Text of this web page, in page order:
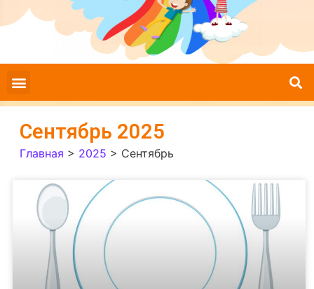
Сентябрь 2025
Главная > 2025 > Сентябрь